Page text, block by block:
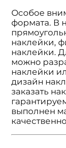
Особое
формата. В
наклейки,
наклейки.
можно
наклейки
дизайн
заказать
выполнен